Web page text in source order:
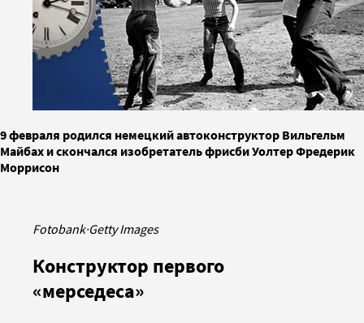
9 февраля родился немецкий автоконструктор Вильгельм
Майбах и скончался изобретатель фрисби Уолтер Фредерик
Моррисон
Fotobank·Getty Images
Конструктор первого
«мерседеса»